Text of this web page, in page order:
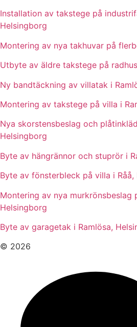
Installation av takstege på
Helsingborg
Montering av nya takhuvar på
Utbyte av äldre takstege på
Ny bandtäckning av villatak i
Montering av takstege på villa i
Nya skorstensbeslag och
Helsingborg
Byte av hängrännor och stuprör i
Byte av fönsterbleck på villa i Råå,
Montering av nya murkrönsbeslag
Helsingborg
Byte av garagetak i Ramlösa,
© 2026